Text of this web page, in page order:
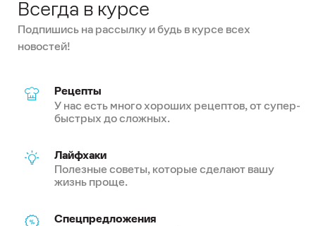
Всегда в курсе
Подпишись на рассылку и будь в курсе всех
новостей!
Рецепты
У нас есть много хороших рецептов, от супер-
быстрых до сложных.
Лайфхаки
Полезные советы, которые сделают вашу
жизнь проще.
Спецпредложения